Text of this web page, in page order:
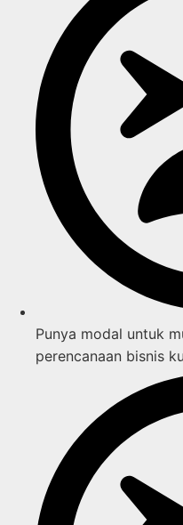
Punya modal untuk
perencanaan bisnis